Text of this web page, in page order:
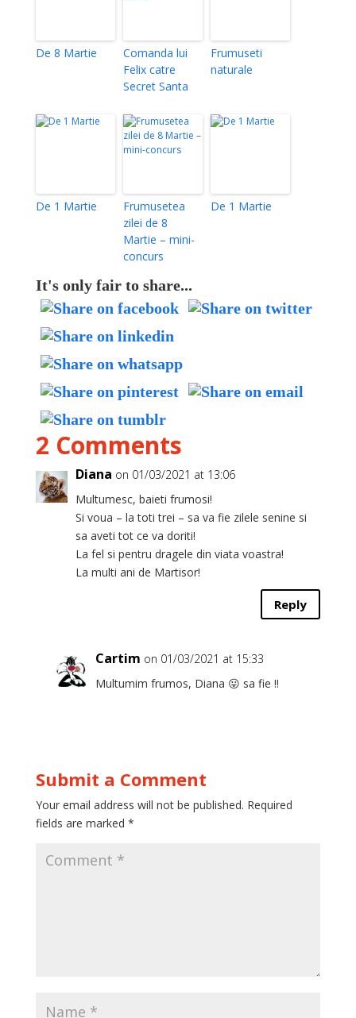
De 8 Martie
Comanda lui
Felix catre
Secret Santa
Frumuseti
naturale
De 1 Martie
Frumusetea
zilei de 8
Martie – mini-
concurs
De 1 Martie
It's only fair to share...
2 Comments
Diana on 01/03/2021 at 13:06
Multumesc, baieti frumosi!
Si voua – la toti trei – sa va fie zilele senine si
sa aveti tot ce va doriti!
La fel si pentru dragele din viata voastra!
La multi ani de Martisor!
Reply
Cartim on 01/03/2021 at 15:33
Multumim frumos, Diana 😛 sa fie !!
Submit a Comment
Your email address will not be published. Required
fields are marked *